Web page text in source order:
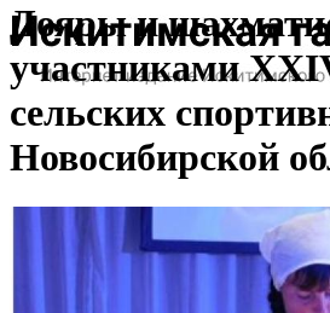
Дояры и
участниками
сельских
Новосибирской